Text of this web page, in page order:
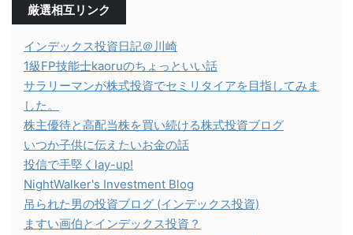
厳選相互リンク
インデックス投資日記＠川崎
1級FP技能士kaoruのちょっといい話
サラリーマンが株式投資でセミリタイアを目指してみま
した。
株主優待と高配当株を買い続ける株式投資ブログ
いつか子供に伝えたいお金の話
投信で手堅くlay-up!
NightWalker's Investment Blog
吊られた男の投資ブログ (インデックス投資)
ますい画伯とインデックス投資？